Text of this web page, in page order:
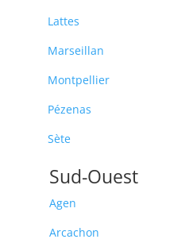
Lattes
Marseillan
Montpellier
Pézenas
Sète
Sud-Ouest
Agen
Arcachon